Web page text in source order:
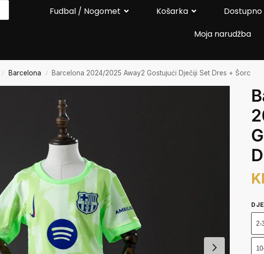
Fudbal / Nogomet Košarka
Moja narudžba
/ Barcelona / Barcelona 2024/2025 Away2 Gostujući Dječiji Set Dres + Šorc
2-